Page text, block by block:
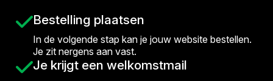
Bestelling plaatsen
In de volgende stap kan je jouw website bestellen.
Je zit nergens aan vast.
Je krijgt een welkomstmail